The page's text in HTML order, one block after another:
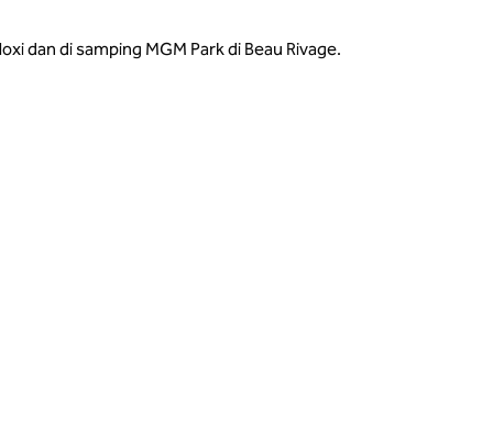
dan di samping MGM Park di Beau Rivage.